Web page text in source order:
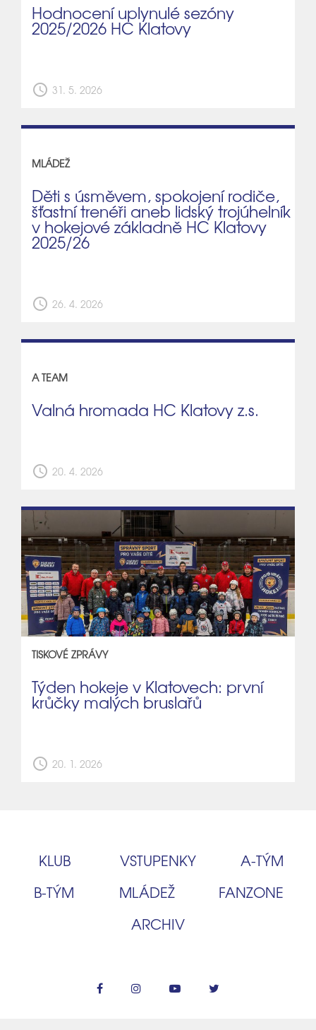
Hodnocení uplynulé sezóny
2025/2026 HC Klatovy
schedule 31. 5. 2026
MLÁDEŽ
Děti s úsměvem, spokojení rodiče,
šťastní trenéři aneb lidský trojúhelník
v hokejové základně HC Klatovy
2025/26
schedule 26. 4. 2026
A TEAM
Valná hromada HC Klatovy z.s.
schedule 20. 4. 2026
TISKOVÉ ZPRÁVY
Týden hokeje v Klatovech: první
krůčky malých bruslařů
schedule 20. 1. 2026
KLUB VSTUPENKY
A‑TÝM
B‑TÝM
MLÁDEŽ
FANZONE
ARCHIV